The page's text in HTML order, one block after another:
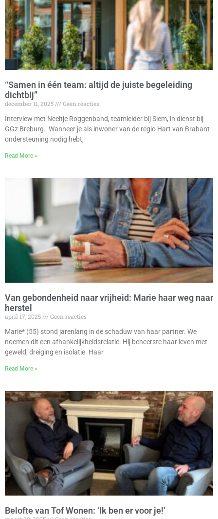
“Samen in één team: altijd de juiste begeleiding
dichtbij”
december 11, 2025
Geen reacties
Interview met Neeltje Roggenband, teamleider bij Siem, in dienst bij
GGz Breburg. Wanneer je als inwoner van de regio Hart van Brabant
ondersteuning nodig hebt,
Read More »
Van gebondenheid naar vrijheid: Marie haar weg naar
herstel
april 17, 2025
Geen reacties
Marie* (55) stond jarenlang in de schaduw van haar partner. We
noemen dit een afhankelijkheidsrelatie. Hij beheerste haar leven met
geweld, dreiging en isolatie. Haar
Read More »
Belofte van Tof Wonen: ‘Ik ben er voor je!’